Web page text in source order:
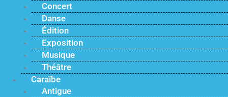
Concert
Danse
Édition
Exposition
Musique
Théâtre
Caraïbe
Antigue